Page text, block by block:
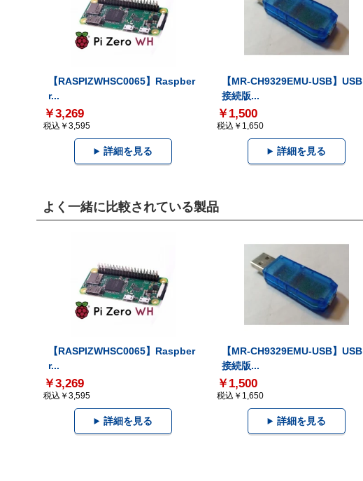
【RASPIZWHSC0065】Raspber
r...
￥3,269
税込￥3,595
詳細を見る
【MR-CH9329EMU-USB】USB
接続版...
￥1,500
税込￥1,650
詳細を見る
よく一緒に比較されている製品
【RASPIZWHSC0065】Raspber
r...
￥3,269
税込￥3,595
詳細を見る
【MR-CH9329EMU-USB】USB
接続版...
￥1,500
税込￥1,650
詳細を見る